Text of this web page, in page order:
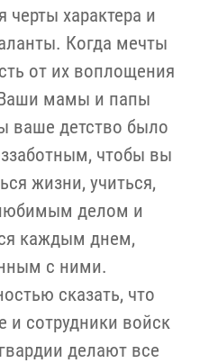
черты характера и
Когда мечты
от их воплощения
мамы и папы
ваше детство было
чтобы вы
жизни, учиться,
делом и
каждым днем,
с ними.
сказать, что
и сотрудники войск
делают все